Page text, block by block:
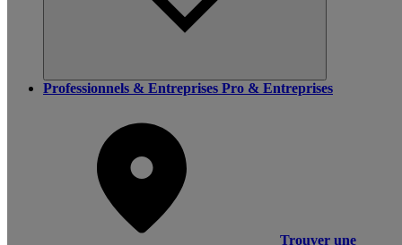
Professionnels & Entreprises Pro & Entreprises
Trouver une